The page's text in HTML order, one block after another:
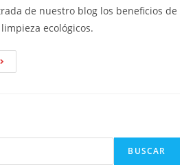
de nuestro blog los beneficios de
ecológicos.
BUSCAR